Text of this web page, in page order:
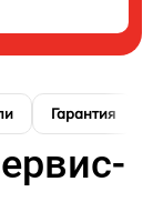
Гарантия